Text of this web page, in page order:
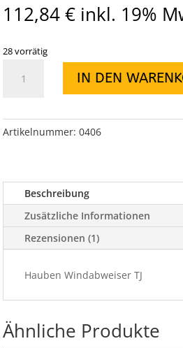
5,
basierend
rtung
112,84€ inkl. 19%
28 vorrätig
Windabweiser
IN DEN
Artikelnummer: 0406
Beschreibung
Zusätzliche Informationen
Rezensionen (1)
Hauben Windabweiser TJ
Ähnliche Produkte